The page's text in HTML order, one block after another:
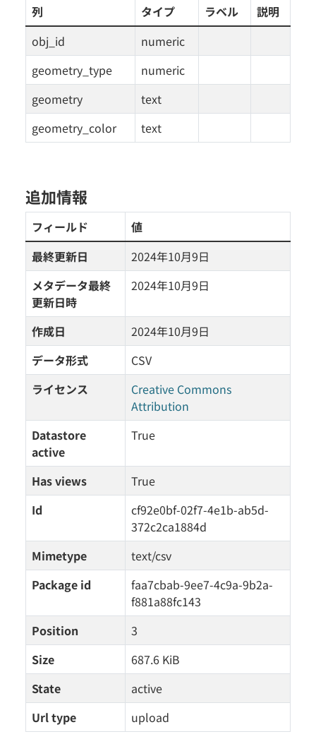
列 タイプ ラベル
説明
obj_id
numeric
geometry_type
numeric
geometry
text
geometry_color
text
追加情報
フィールド
値
最終更新日
2024年10月9日
メタデータ最終
更新日時
2024年10月9日
作成日
2024年10月9日
データ形式
CSV
ライセンス
Creative Commons
Attribution
Datastore
active
True
Has views
True
Id
cf92e0bf-02f7-4e1b-ab5d-
372c2ca1884d
Mimetype
text/csv
Package id
faa7cbab-9ee7-4c9a-9b2a-
f881a88fc143
Position
3
Size
687.6 KiB
State
active
Url type
upload